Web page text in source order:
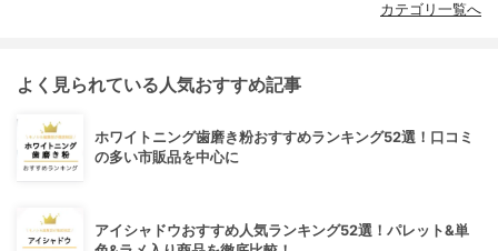
カテゴリ一覧へ
よく見られている人気おすすめ記事
ホワイトニング歯磨き粉おすすめランキング52選！口コミ
の多い市販品を中心に
アイシャドウおすすめ人気ランキング52選！パレット&単